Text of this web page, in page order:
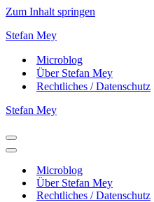
Zum Inhalt springen
Stefan Mey
Microblog
Über Stefan Mey
Rechtliches / Datenschutz
Stefan Mey
Navigationsmenü
Navigationsmenü
Microblog
Über Stefan Mey
Rechtliches / Datenschutz